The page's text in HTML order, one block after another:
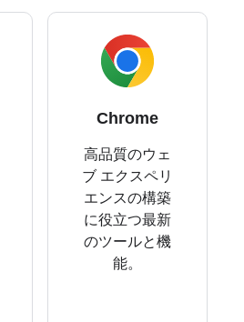
Chrome
高品質のウェ
ブ エクスペリ
エンスの構築
に役立つ最新
のツールと機
能。